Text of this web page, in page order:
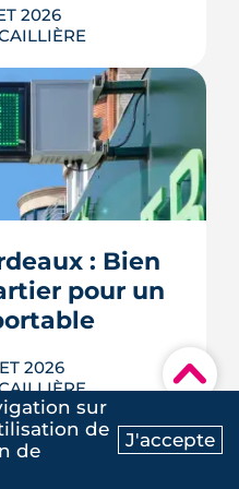
Contactez-nous
▾
2026
louables sous
Jeanbrun
de 5 milliards
maires
un texte qui
de la politique
mesur...
: Bien
pour un
2026
sur
de
de
J'accepte